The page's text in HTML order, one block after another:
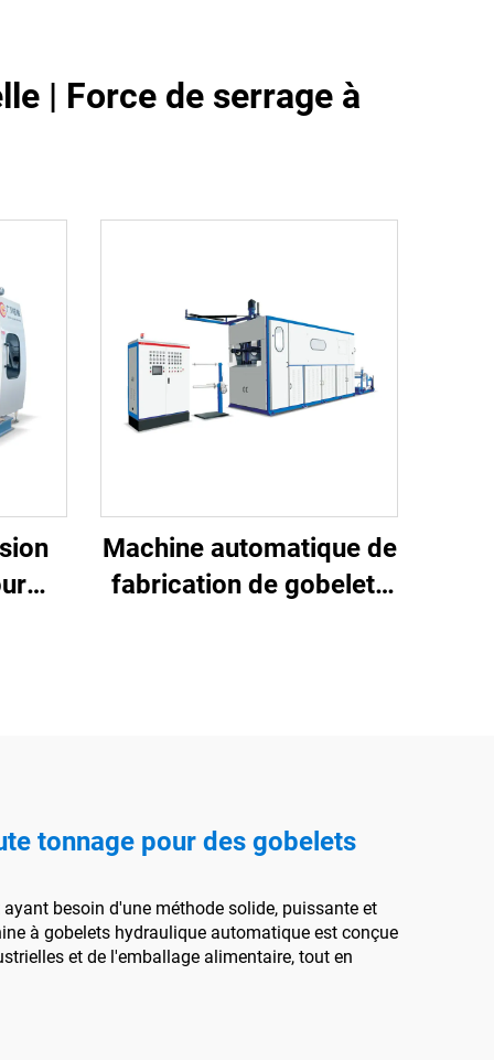
| Force de serrage à
Machine automatique de
fabrication de gobelets
tonnage pour des gobelets
besoin d'une méthode solide, puissante et
à gobelets hydraulique automatique est conçue
et de l'emballage alimentaire, tout en